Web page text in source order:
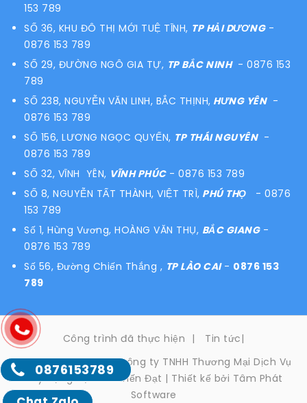
153 789
SỐ 36, KHU ĐÔ THỊ MỚI TUỆ TĨNH, TP HẢI DƯƠNG-
0876 153 789
SỐ 29, ĐƯỜNG NGÔ GIA TỰ, TP BẮC NINH- 0876 153
789
SỐ 238, NGUYỄN VĂN LINH, BẮC THỊNH, HƯNG YÊN-
0876 153 789
SỐ 156, LƯƠNG NGỌC QUYẾN, TP THÁI NGUYÊN-
0876 153 789
SỐ 32, VĨNH YÊN, VĨNH PHÚC- 0876 153 789
SỐ 8, NGUYỄN TẤT THÀNH, VIỆT TRÌ, PHÚ THỌ - 0876
153 789
Số 1, Hùng Vương, HOÀNG VĂN THỤ, BẮC GIANG-
0876 153 789
Số 56, Đường Chiến Thắng , TP LÀO CAI- 0876 153
789
Công trình đã thực hiện | Tin tức|
Bản quyền thuộc về Công ty TNHH Thương Mại Dịch Vụ
Xây Dựng Nội Thất Tiến Đạt | Thiết kế bởi Tâm Phát
Software
0876153789